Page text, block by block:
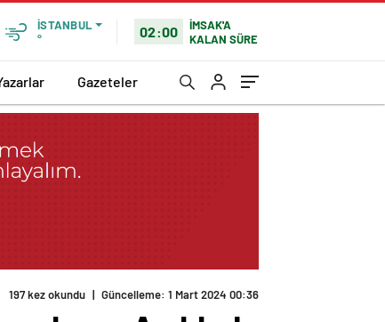
İSTANBUL
°
02:00
İMSAK'A
KALAN SÜRE
Gazeteler
197 kez okundu | Güncelleme: 1 Mart 2024 00:36